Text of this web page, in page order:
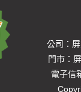
公司：
門市：
電子信